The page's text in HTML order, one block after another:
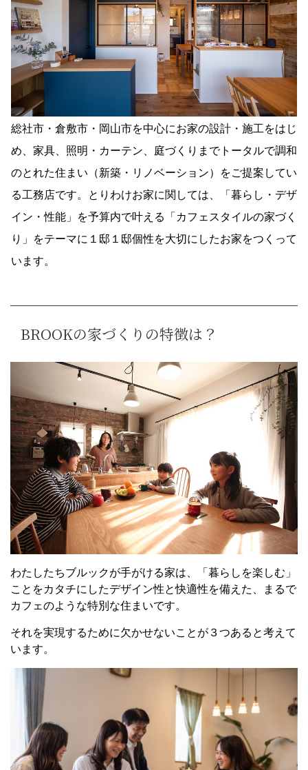
総社市・倉敷市・岡山市を中心にお家の設計・施工をはじ
め、家具、照明・カーテン、庭づくりまでトータルで調和
のとれた住まい（新築・リノベーション）をご提案してい
る工務店です。とりわけお家に関しては、「暮らし・デザ
イン・性能」を予算内で叶える「カフェスタイルの家づく
り」をテーマに１邸１邸個性を大切にしたお家をつくって
います。
BROOKの家づくりの特徴は？
わたしたちブルックが手がける家は、「暮らしを楽しむ」
ことをカタチにしたデザイン性と快適性を備えた、まるで
カフェのような特別な住まいです。
それを実現するために欠かせないことが３つあると考えて
います。